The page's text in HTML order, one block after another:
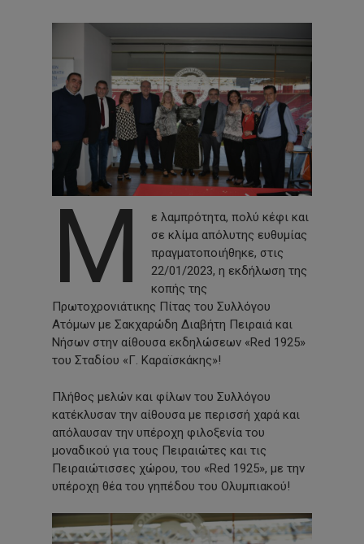
Μ
ε λαμπρότητα, πολύ κέφι και
σε κλίμα απόλυτης ευθυμίας
πραγματοποιήθηκε, στις
22/01/2023, η εκδήλωση της
κοπής της
Πρωτοχρονιάτικης Πίτας του Συλλόγου
Ατόμων με Σακχαρώδη Διαβήτη Πειραιά και
Νήσων στην αίθουσα εκδηλώσεων «Red 1925»
του Σταδίου «Γ. Καραϊσκάκης»!
Πλήθος μελών και φίλων του Συλλόγου
κατέκλυσαν την αίθουσα με περισσή χαρά και
απόλαυσαν την υπέροχη φιλοξενία του
μοναδικού για τους Πειραιώτες και τις
Πειραιώτισσες χώρου, του «Red 1925», με την
υπέροχη θέα του γηπέδου του Ολυμπιακού!